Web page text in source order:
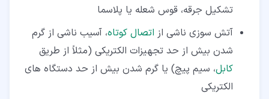
تشکیل جرقه، قوس شعله یا پلاسما
آتش سوزی ناشی از اتصال کوتاه، آسیب ناشی از گرم
شدن بیش از حد تجهیزات الکتریکی (مثلاً از طریق
کابل، سیم پیچ) یا گرم شدن بیش از حد دستگاه های
الکتریکی